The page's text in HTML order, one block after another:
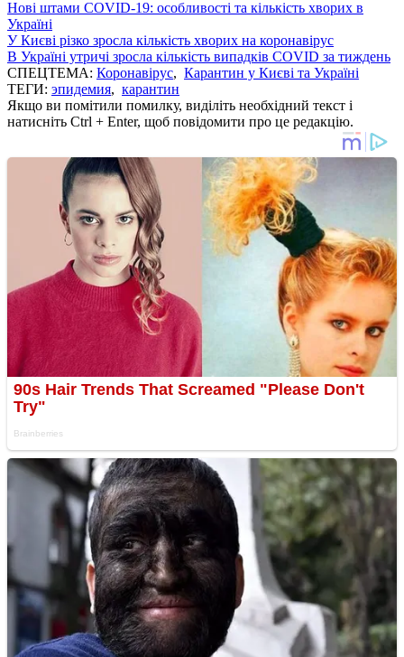
Нові штами COVID-19: особливості та кількість хворих в
Україні
У Києві різко зросла кількість хворих на коронавірус
В Україні утричі зросла кількість випадків COVID за тиждень
СПЕЦТЕМА: Коронавірус, Карантин у Києві та Україні
ТЕГИ: эпидемия, карантин
Якщо ви помітили помилку, виділіть необхідний текст і
натисніть Ctrl + Enter, щоб повідомити про це редакцію.